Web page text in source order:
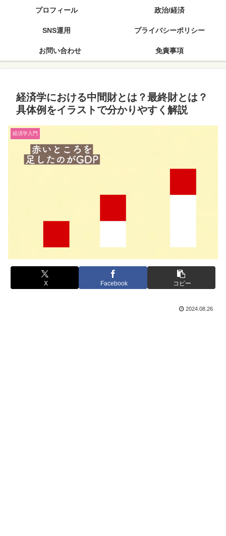
プロフィール 政治/経済
SNS運用 プライバシーポリシー
お問い合わせ 免責事項
経済学における中間財とは？最終財とは？
具体例をイラストで分かりやすく解説
経済学入門
X Facebook コピー
2024.08.26